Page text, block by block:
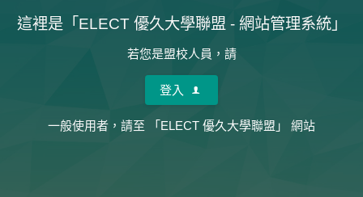
這裡是「ELECT 優久大學聯盟 - 網站管理系統」
若您是盟校人員，請
登入
一般使用者，請至 「ELECT 優久大學聯盟」 網站